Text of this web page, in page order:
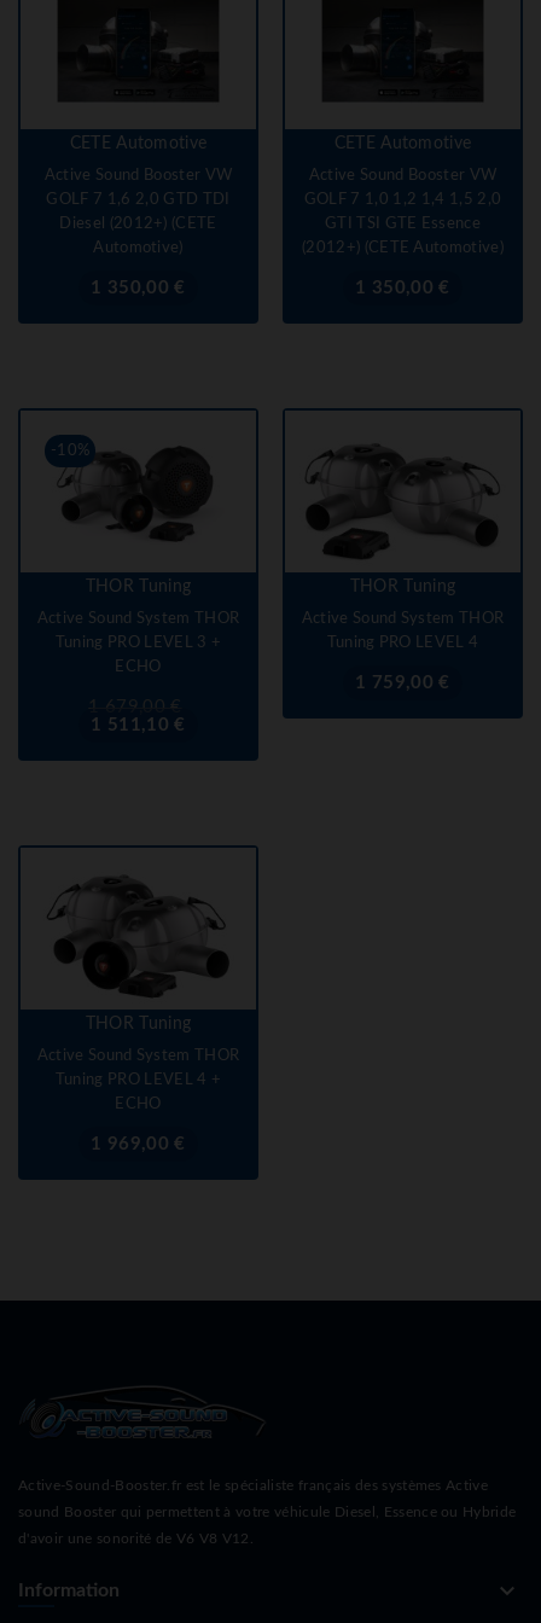
CETE Automotive
Active Sound Booster VW
GOLF 7 1,6 2,0 GTD TDI
Diesel (2012+) (CETE
Automotive)
Prix1 350,00 €
CETE Automotive
Active Sound Booster VW
GOLF 7 1,0 1,2 1,4 1,5 2,0
GTI TSI GTE Essence
(2012+) (CETE Automotive)
Prix1 350,00 €
-10%
THOR Tuning
Active Sound System THOR
Tuning PRO LEVEL 3 +
ECHO
Prix
de
base
1 679,00 €
1 511,10 €
THOR Tuning
Active Sound System THOR
Tuning PRO LEVEL 4
Prix1 759,00 €
THOR Tuning
Active Sound System THOR
Tuning PRO LEVEL 4 +
ECHO
Prix1 969,00 €
Active-Sound-Booster.fr est le spécialiste français des systèmes Active
sound Booster qui permettent à votre véhicule Diesel, Essence ou Hybride
d'avoir une sonorité de V6 V8 V12.
Information keyboard_arrow_down